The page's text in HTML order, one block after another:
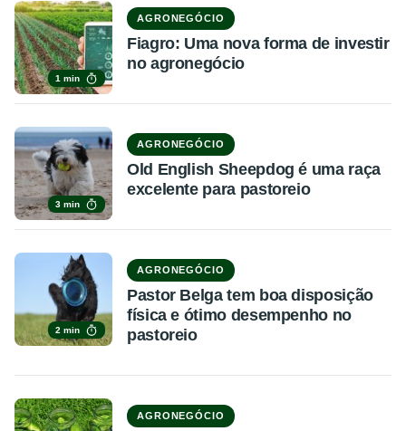
1 min
AGRONEGÓCIO
Fiagro: Uma nova forma de investir
no agronegócio
3 min
AGRONEGÓCIO
Old English Sheepdog é uma raça
excelente para pastoreio
2 min
AGRONEGÓCIO
Pastor Belga tem boa disposição
física e ótimo desempenho no
pastoreio
AGRONEGÓCIO